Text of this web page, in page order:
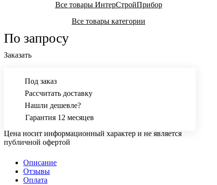
Все товары ИнтерСтройПрибор
Все товары категории
По запросу
Заказать
Под заказ
Рассчитать доставку
Нашли дешевле?
Гарантия 12 месяцев
Цена носит информационный характер и не является
публичной офертой
Описание
Отзывы
Оплата